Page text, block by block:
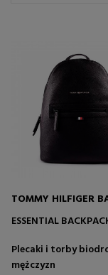
TOMMY HILFIGER
ESSENTIAL
Plecaki i torby
mężczyzn